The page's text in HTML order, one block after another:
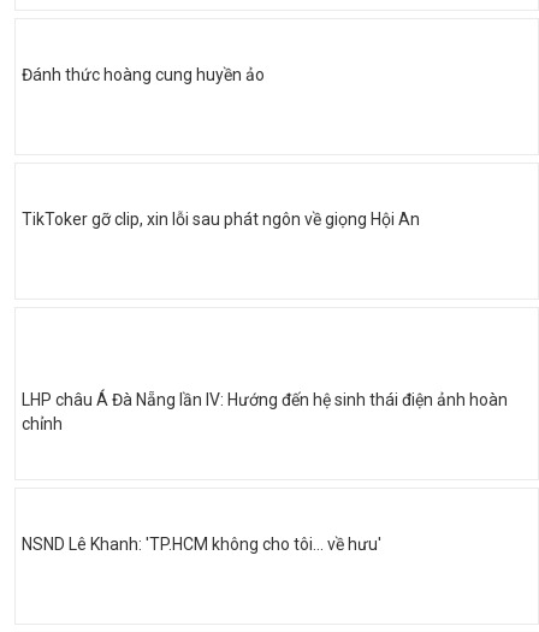
Đánh thức hoàng cung huyền ảo
TikToker gỡ clip, xin lỗi sau phát ngôn về giọng Hội An
LHP châu Á Đà Nẵng lần IV: Hướng đến hệ sinh thái điện ảnh hoàn
chỉnh
NSND Lê Khanh: 'TP.HCM không cho tôi… về hưu'